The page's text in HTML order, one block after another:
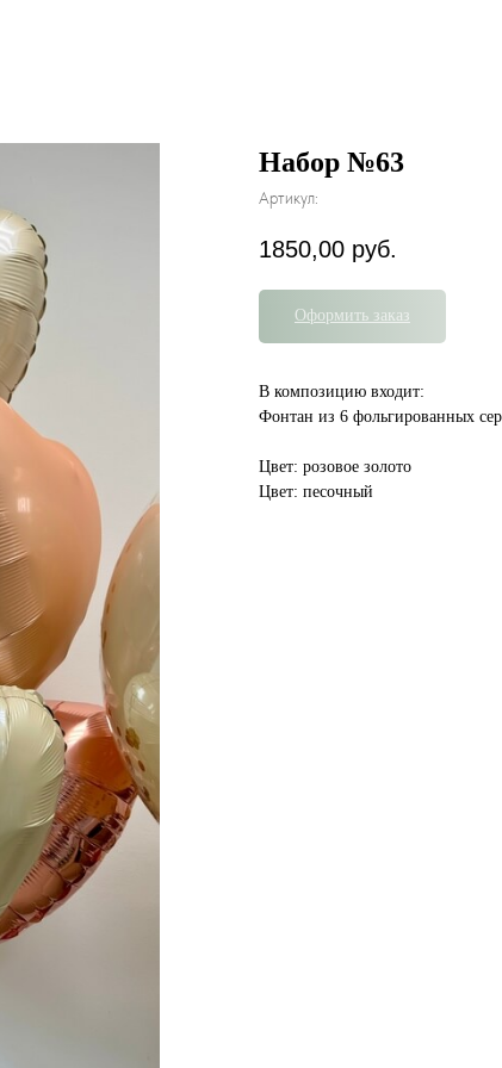
Набор №63
Артикул:
1850,00 руб.
Оформить заказ
В композицию входит:
Фонтан из 6 фольгированных
Цвет: розовое золото
Цвет: песочный